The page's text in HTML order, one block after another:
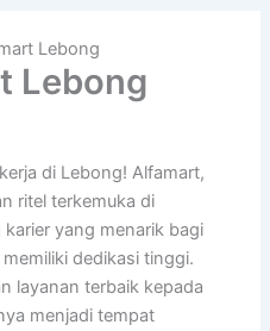
Lebong
Lebong
di Lebong! Alfamart,
ritel terkemuka di
yang menarik bagi
dedikasi tinggi.
layanan terbaik kepada
menjadi tempat